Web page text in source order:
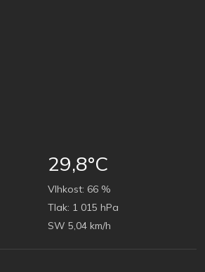
29,8°C
Vlhkost: 66 %
Tlak: 1 015 hPa
SW 5,04 km/h